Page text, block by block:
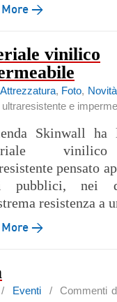
More →
vinilico
Attrezzatura, Foto, Novità
e
Skinwall
vinilico
pensato
pubblici, nei
resistenza a
More →
/ Eventi/Commenti